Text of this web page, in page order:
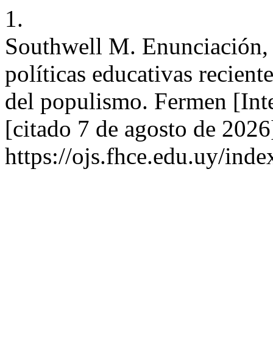
1.
Southwell M.
políticas educativas
del populismo. Fermen
[citado 7 de agosto de
https://ojs.fhce.edu.uy/